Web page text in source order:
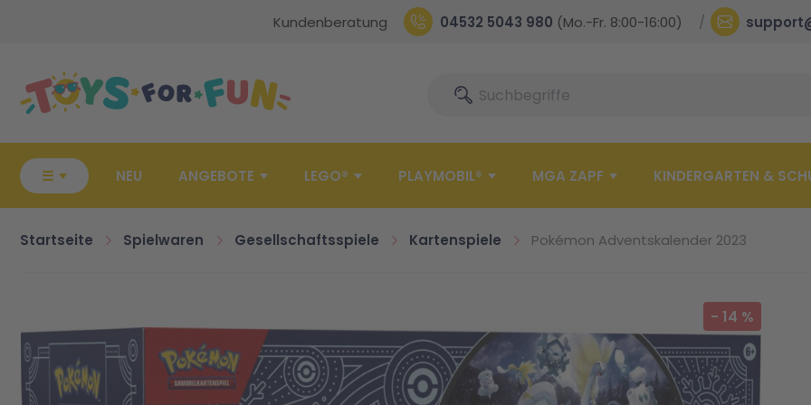
Kundenberatung 04532 5043 980 (Mo.-Fr. 8:00-16:00)
SucheSuche
☰ NEU ANGEBOTE LEGO® PLAYMOBIL® MGA ZAPF KINDERGARTEN &
Startseite Spielwaren Gesellschaftsspiele Kartenspiele Pokémon Adventskalender 2023
- 14 %